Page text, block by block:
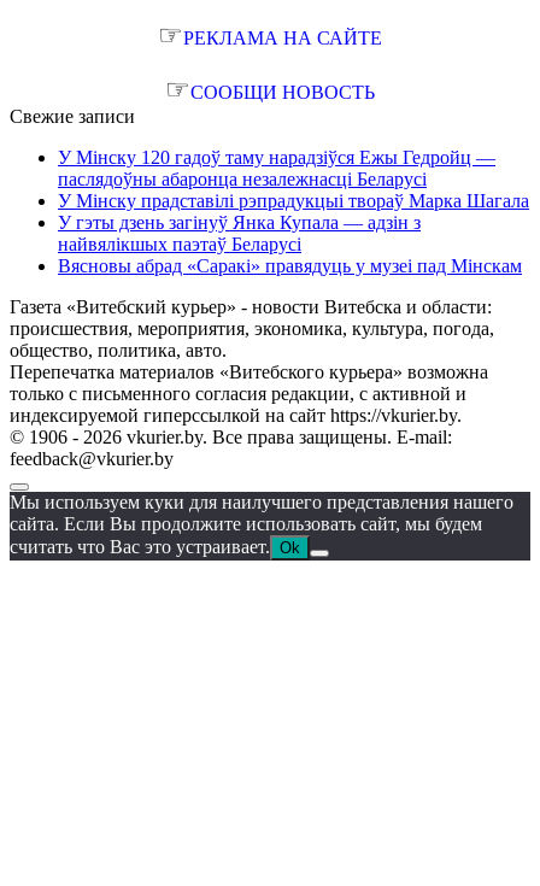
☞РЕКЛАМА НА САЙТЕ
☞СООБЩИ НОВОСТЬ
Свежие записи
У Мінску 120 гадоў таму нарадзіўся Ежы Гедройц —
паслядоўны абаронца незалежнасці Беларусі
У Мінску прадставілі рэпрадукцыі твораў Марка Шагала
У гэты дзень загінуў Янка Купала — адзін з
найвялікшых паэтаў Беларусі
Вясновы абрад «Саракі» правядуць у музеі пад Мінскам
Газета «Витебский курьер» - новости Витебска и области:
происшествия, мероприятия, экономика, культура, погода,
общество, политика, авто.
Перепечатка материалов «Витебского курьера» возможна
только с письменного согласия редакции, с активной и
индексируемой гиперссылкой на сайт https://vkurier.by.
© 1906 - 2026 vkurier.by. Все права защищены. E-mail:
feedback@vkurier.by
Мы используем куки для наилучшего представления нашего
сайта. Если Вы продолжите использовать сайт, мы будем
считать что Вас это устраивает. Ok